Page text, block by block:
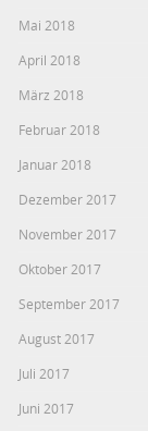
Mai 2018
April 2018
März 2018
Februar 2018
Januar 2018
Dezember 2017
November 2017
Oktober 2017
September 2017
August 2017
Juli 2017
Juni 2017